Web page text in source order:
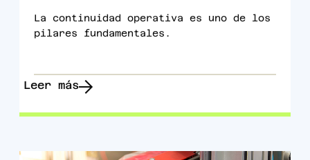
La continuidad operativa es uno de los
pilares fundamentales.
Leer más